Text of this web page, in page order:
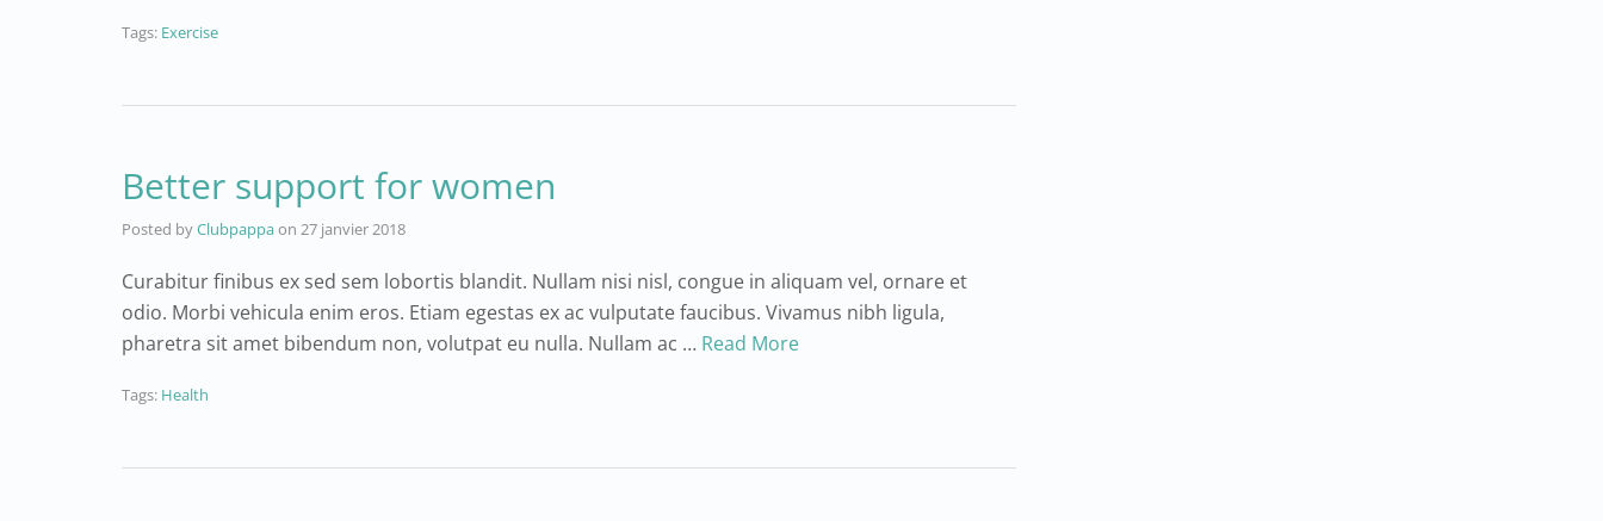
Tags: Exercise
Better support for women
Posted byClubpappaon 27 janvier 2018
Curabitur finibus ex sed sem lobortis blandit. Nullam nisi nisl, congue in aliquam vel, ornare et
odio. Morbi vehicula enim eros. Etiam egestas ex ac vulputate faucibus. Vivamus nibh ligula,
pharetra sit amet bibendum non, volutpat eu nulla. Nullam ac … Read More
Tags: Health